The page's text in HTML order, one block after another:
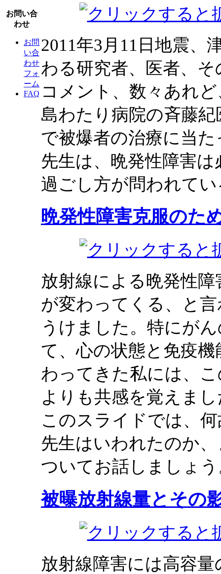
お問い合
わせ
お問
い合
わせ
フォ
ーム
FAQ
2011年3月11日地震、
わる研究者、医者、
コメント、数々あれ
島わたり病院の斉藤
で被爆者の治療に当
先生は、晩発性障害
過ごし方が問われて
晩発性障害克服のた
放射線による晩発性
が変わってくる、と
うけました。特にが
て、心の状態と免疫
わってきた私には、
よりも共感を覚えま
このスライドでは、
先生はいわれたのか
ついてお話しましょ
被曝放射線量とその
放射線障害には高容